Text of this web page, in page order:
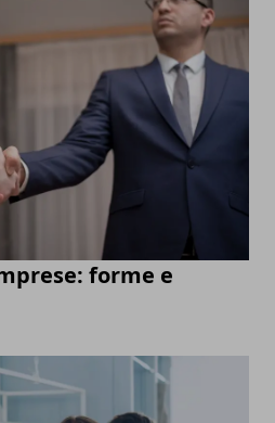
forme e